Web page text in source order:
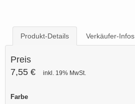
Produkt-Details Verkäufer-Infos
Preis
7,55 €
inkl. 19% MwSt.
Farbe